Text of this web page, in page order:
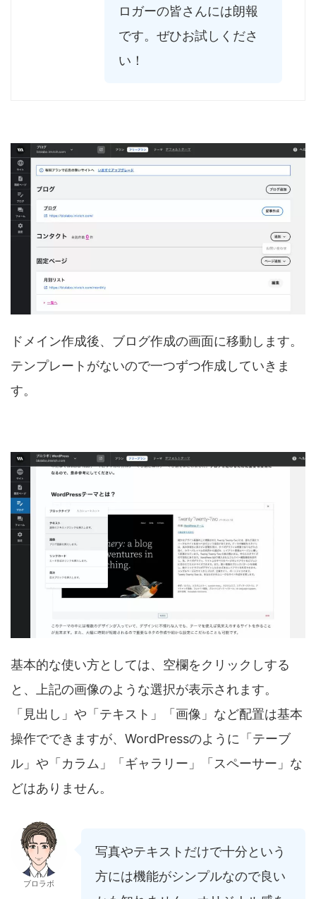
ロガーの皆さんには朗報
です。ぜひお試しくださ
い！
ドメイン作成後、ブログ作成の画面に移動します。
テンプレートがないので一つずつ作成していきま
す。
基本的な使い方としては、空欄をクリックしする
と、上記の画像のような選択が表示されます。
「見出し」や「テキスト」「画像」など配置は基本
操作でできますが、WordPressのように「テーブ
ル」や「カラム」「ギャラリー」「スペーサー」な
どはありません。
ブロラボ
写真やテキストだけで十分という
方には機能がシンプルなので良い